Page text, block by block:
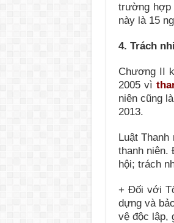
trường hợp
này là 15
4. Trách
Chương II
2005 vì
niên cũng
2013.
Luật
thanh niên.
hội; trách
+ Đối với
dựng và
vệ độc lập,